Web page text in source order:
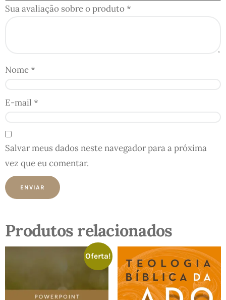
Sua avaliação sobre o produto*
Nome*
E-mail *
Salvar meus dados neste navegador para a próxima
vez que eu comentar.
Produtos relacionados
Oferta!